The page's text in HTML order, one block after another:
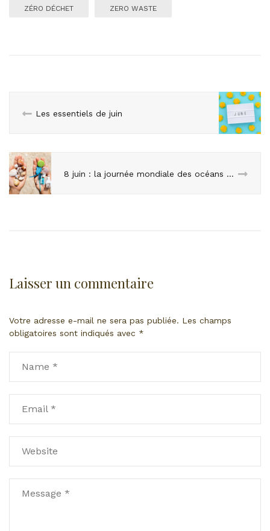
ZÉRO DÉCHET ZERO WASTE
Les essentiels de juin
8 juin : la journée mondiale des océans mise sur les innovations durables
Laisser un commentaire
Votre adresse e-mail ne sera pas publiée. Les champs
obligatoires sont indiqués avec *